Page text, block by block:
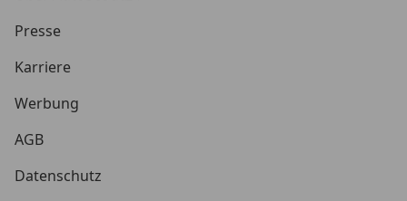
Presse
Karriere
Werbung
AGB
Datenschutz